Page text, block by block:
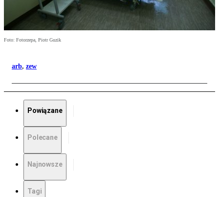
Foto: Fotorzepa, Piotr Guzik
arb, zew
Powiązane
Polecane
Najnowsze
Tagi